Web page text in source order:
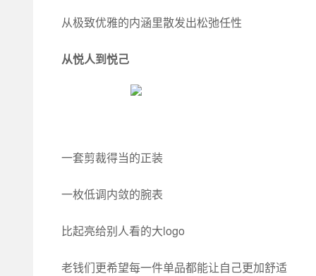
从极致优雅的内涵里散发出松弛任性
从悦人到悦己
一套剪裁得当的正装
一枚低调内敛的腕表
比起亮给别人看的大logo
老钱们更希望每一件单品都能让自己更加舒适